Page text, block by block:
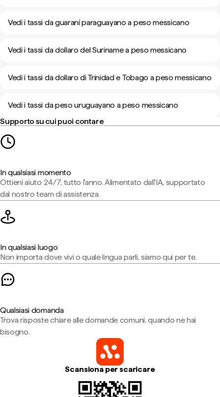
Vedi i tassi da guaraní paraguayano a peso messicano
Vedi i tassi da dollaro del Suriname a peso messicano
Vedi i tassi da dollaro di Trinidad e Tobago a peso messicano
Vedi i tassi da peso uruguayano a peso messicano
Supporto su cui puoi contare
In qualsiasi momento
Ottieni aiuto 24/7, tutto l'anno. Alimentato dall'IA, supportato
dal nostro team di assistenza.
In qualsiasi luogo
Non importa dove vivi o quale lingua parli, siamo qui per te.
Qualsiasi domanda
Trova risposte chiare alle domande comuni, quando ne hai
bisogno.
Scansiona per scaricare